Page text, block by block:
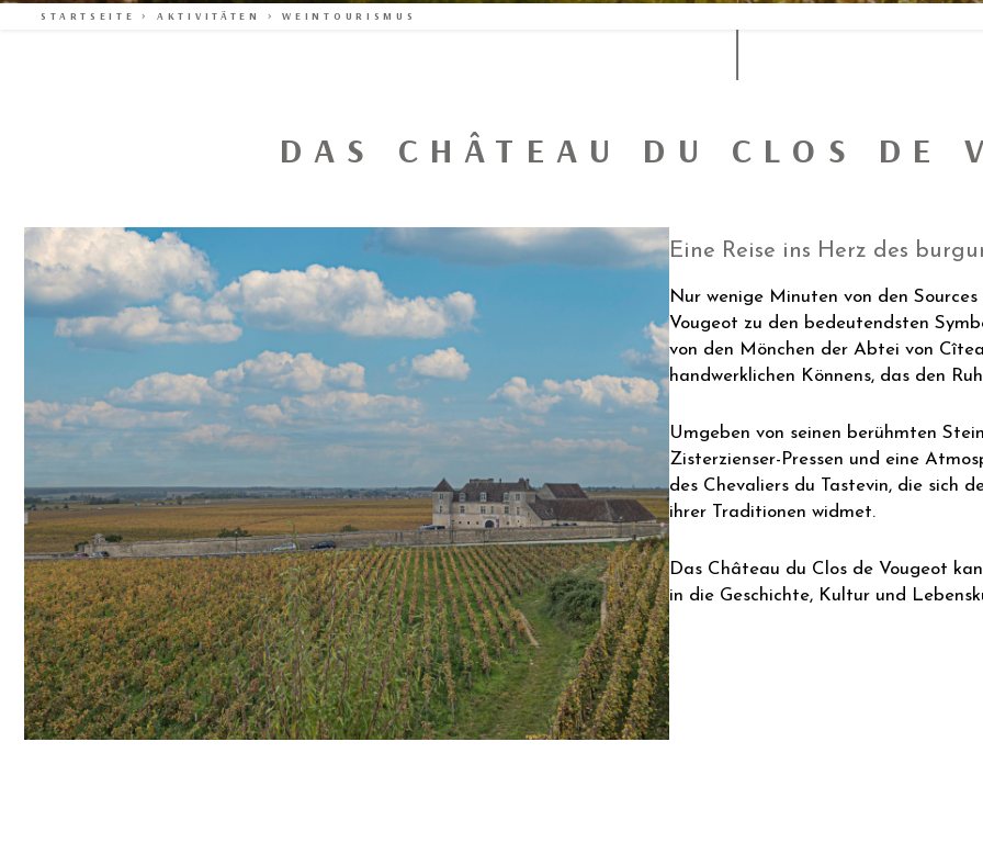
STARTSEITE > AKTIVITÄTEN >WEINTOURISMUS
DAS CHÂTEAU DU CLOS DE
Eine Reise ins Herz des
Nur wenige Minuten von den
Vougeot zu den bedeutendsten
von den Mönchen der Abtei von
handwerklichen Könnens, das den
Umgeben von seinen berühmten
Zisterzienser-Pressen und eine
des Chevaliers du Tastevin, die sich
ihrer Traditionen widmet.
Das Château du Clos de Vougeot
in die Geschichte, Kultur und